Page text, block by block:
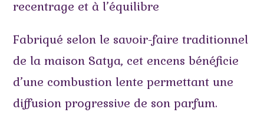
recentrage et à l’équilibre
Fabriqué selon le savoir-faire traditionnel
de la maison Satya, cet encens bénéficie
d’une combustion lente permettant une
diffusion progressive de son parfum.